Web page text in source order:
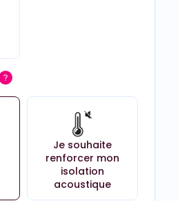
Je souhaite
renforcer mon
isolation
acoustique